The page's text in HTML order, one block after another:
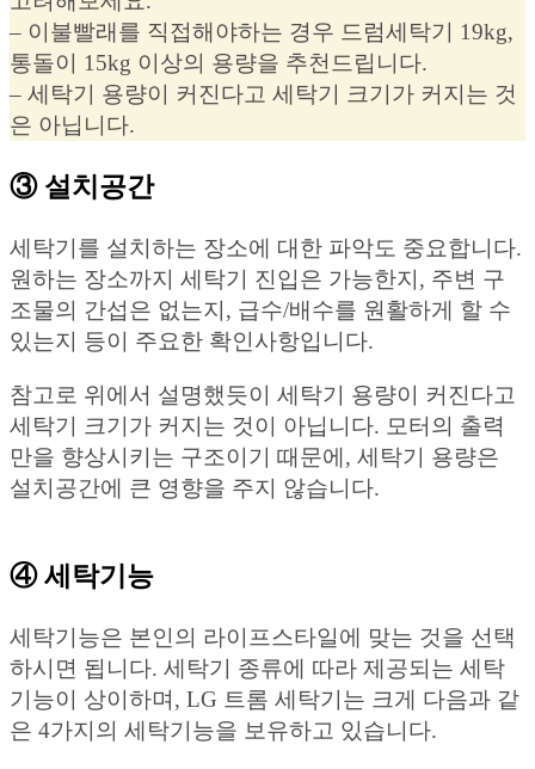
– 이불빨래를 직접해야하는 경우 드럼세탁기 19kg,
통돌이 15kg 이상의 용량을 추천드립니다.
– 세탁기 용량이 커진다고 세탁기 크기가 커지는 것
은 아닙니다.
③ 설치공간
세탁기를 설치하는 장소에 대한 파악도 중요합니다.
원하는 장소까지 세탁기 진입은 가능한지, 주변 구
조물의 간섭은 없는지, 급수/배수를 원활하게 할 수
있는지 등이 주요한 확인사항입니다.
참고로 위에서 설명했듯이 세탁기 용량이 커진다고
세탁기 크기가 커지는 것이 아닙니다. 모터의 출력
만을 향상시키는 구조이기 때문에, 세탁기 용량은
설치공간에 큰 영향을 주지 않습니다.
④ 세탁기능
세탁기능은 본인의 라이프스타일에 맞는 것을 선택
하시면 됩니다. 세탁기 종류에 따라 제공되는 세탁
기능이 상이하며, LG 트롬 세탁기는 크게 다음과 같
은 4가지의 세탁기능을 보유하고 있습니다.